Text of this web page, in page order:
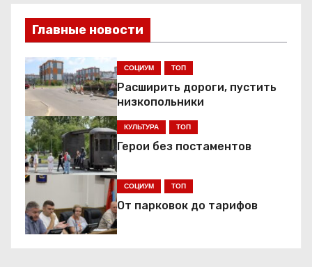
в
и
г
а
ц
и
я
п
Главные новости
СОЦИУМ ТОП
Расширить дороги, пустить
низкопольники
КУЛЬТУРА ТОП
Герои без постаментов
СОЦИУМ ТОП
От парковок до тарифов